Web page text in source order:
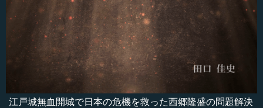
江戸城無血開城で日本の危機を救った西郷隆盛の問題解決